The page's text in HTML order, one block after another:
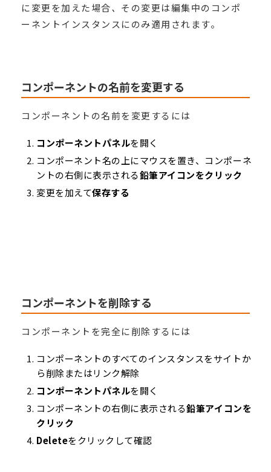
に変更を加えた場合、 その変更は編集中のコンポ
ーネントインスタンスにのみ適用されます。
コンポーネントの名前を変更する
コンポーネントの名前を変更するには
コンポーネントパネルを開く
コンポーネント名の上にマウスを置き、コンポーネ
ントの右側に表示される鉛筆アイコンをクリック
変更を加えて保存する
コンポーネントを削除する
コンポーネントを完全に削除するには
コンポーネントのすべてのインスタンスをサイトか
ら削除またはリンク解除
コンポーネントパネルを開く
コンポーネントの右側に表示される鉛筆アイコンを
クリック
Deleteをクリックして確認